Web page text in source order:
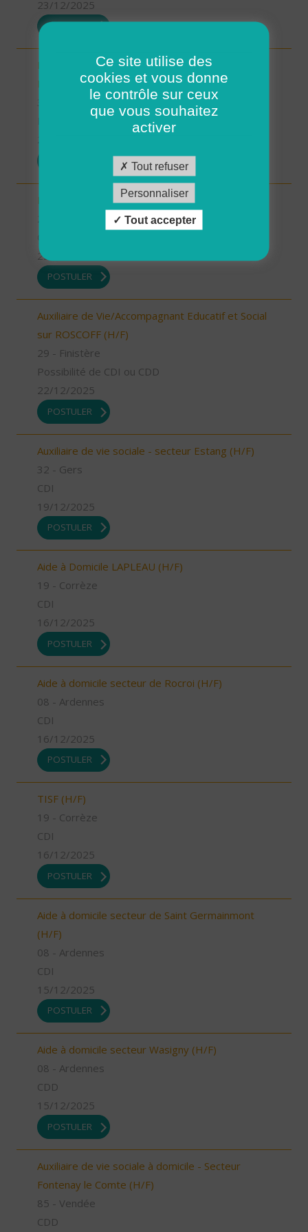
23/12/2025
POSTULER
INTERVENANT.E A DOMICILE - MARTIGNE-
RETIERS (H/F)
35 - Ille-et-Vilaine
Possibilité de CDI ou CDD
Intervenant à Domicile sur ROSCOFF (H/F)
22/12/2025
POSTULER
Auxiliaire de Vie/Accompagnant Educatif et Social
sur ROSCOFF (H/F)
29 - Finistère
Possibilité de CDI ou CDD
22/12/2025
POSTULER
Auxiliaire de vie sociale - secteur Estang (H/F)
32 - Gers
CDI
19/12/2025
POSTULER
Aide à Domicile LAPLEAU (H/F)
19 - Corrèze
CDI
16/12/2025
POSTULER
Aide à domicile secteur de Rocroi (H/F)
08 - Ardennes
CDI
16/12/2025
POSTULER
TISF (H/F)
19 - Corrèze
CDI
16/12/2025
POSTULER
Aide à domicile secteur de Saint Germainmont
(H/F)
08 - Ardennes
CDI
15/12/2025
POSTULER
Aide à domicile secteur Wasigny (H/F)
08 - Ardennes
CDD
15/12/2025
POSTULER
Auxiliaire de vie sociale à domicile - Secteur
Fontenay le Comte (H/F)
85 - Vendée
CDD
Ce site utilise des
cookies et vous donne
le contrôle sur ceux
que vous souhaitez
activer
Tout refuser
Personnaliser
Tout accepter